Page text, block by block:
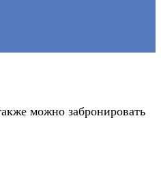
можно забронировать